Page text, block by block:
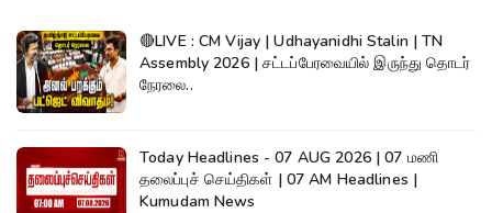
🔴LIVE : CM Vijay | Udhayanidhi Stalin | TN
Assembly 2026 | சட்டப்பேரவையில் இருந்து தொடர்
நேரலை..
Today Headlines - 07 AUG 2026 | 07 மணி
தலைப்புச் செய்திகள் | 07 AM Headlines |
Kumudam News